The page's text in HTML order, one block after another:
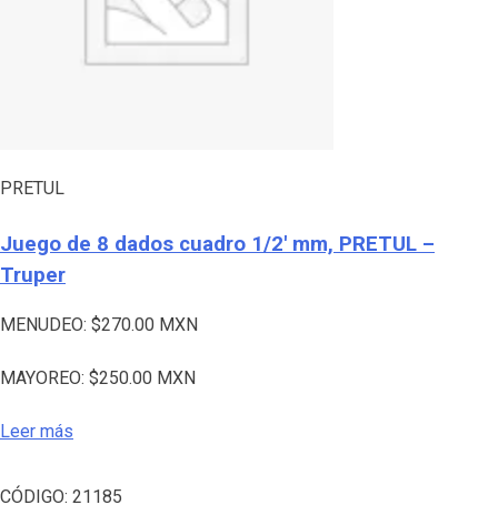
PRETUL
Juego de 8 dados cuadro 1/2′ mm, PRETUL –
Truper
MENUDEO: $270.00 MXN
MAYOREO: $250.00 MXN
Leer más
CÓDIGO: 21185